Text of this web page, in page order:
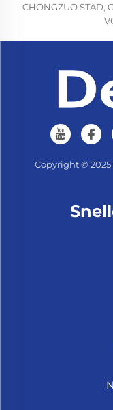
CHONGZUO STAD,
Copyright ©